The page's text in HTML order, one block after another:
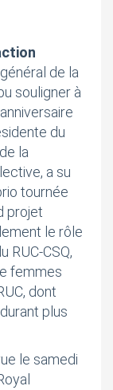
de la
souligner à
du
la
a su
tournée
projet
le rôle
RUC-CSQ,
femmes
dont
plus
le samedi